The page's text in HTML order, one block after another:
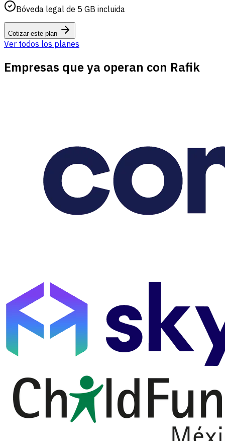
Bóveda legal de 5 GB incluida
Cotizar este plan
Ver todos los planes
Empresas que ya operan con Rafik